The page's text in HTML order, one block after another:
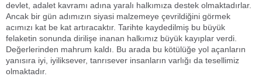
devlet, adalet kavramı adına yaralı halkımıza destek olmaktadırlar.
Ancak bir gün adımızın siyasi malzemeye çevrildiğini görmek
acımızı kat be kat artıracaktır. Tarihte kaydedilmiş bu büyük
felaketin sonunda dirilişe inanan halkımız büyük kayıplar verdi.
Değerlerinden mahrum kaldı. Bu arada bu kötülüğe yol açanların
yanısıra iyi, iyiliksever, tanrısever insanların varlığı da tesellimiz
olmaktadır.